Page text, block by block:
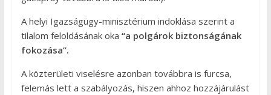
A helyi Igazságügy-minisztérium indoklása szerint a
tilalom feloldásának oka “a polgárok biztonságának
fokozása”.
A közterületi viselésre azonban továbbra is furcsa,
felemás lett a szabályozás, hiszen ahhoz hozzájárulást